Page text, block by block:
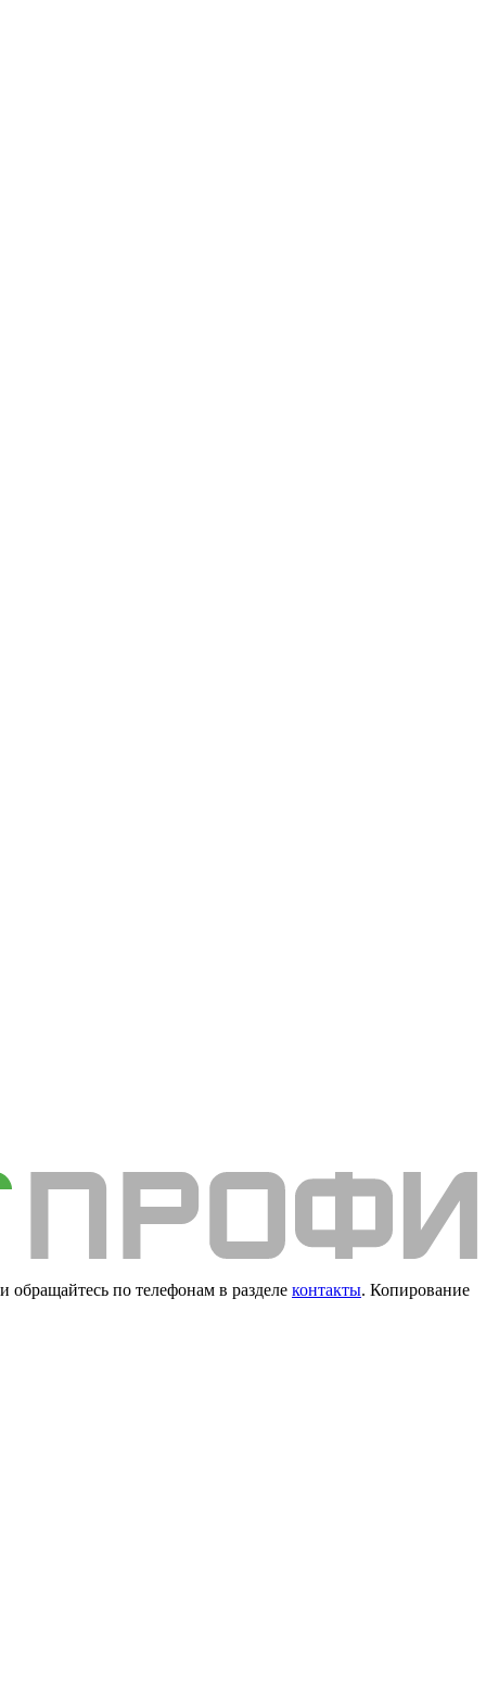
по телефонам в разделе контакты. Копирование